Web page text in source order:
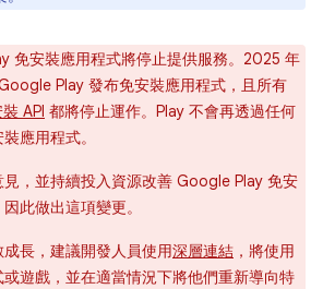
免安裝應用程式將停止提供服務。2025 年
Play 發布免安裝應用程式，且所有
API 都將停止運作。Play 不會再透過任何
應用程式。
，並持續投入資源改善 Google Play 免安
此做出這項變更。
長，建議開發人員使用深層連結 ，將使用
遊戲，並在適當情況下將他們重新導向特